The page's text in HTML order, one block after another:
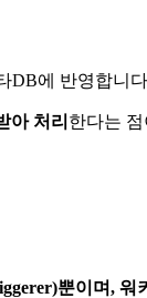
DB에 반영합니
아 처리 한다는
뿐이며,